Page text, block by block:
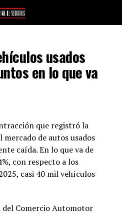
usados
en lo que va
que registró la
de autos usados
caída. En lo que va de
con respecto a los
casi 40 mil vehículos
del Comercio Automotor